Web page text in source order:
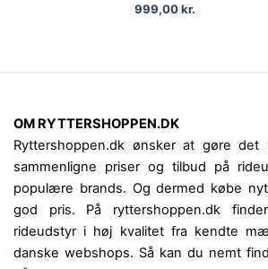
999,00kr.
OM RYTTERSHOPPEN.DK
Ryttershoppen.dk ønsker at gøre
sammenligne priser og tilbud på
populære brands. Og dermed købe
god pris. På ryttershoppen.dk
rideudstyr i høj kvalitet fra kendte
danske webshops. Så kan du nemt